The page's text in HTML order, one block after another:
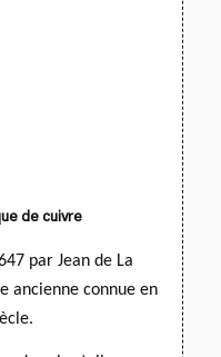
de cuivre
par Jean de La
ancienne connue en